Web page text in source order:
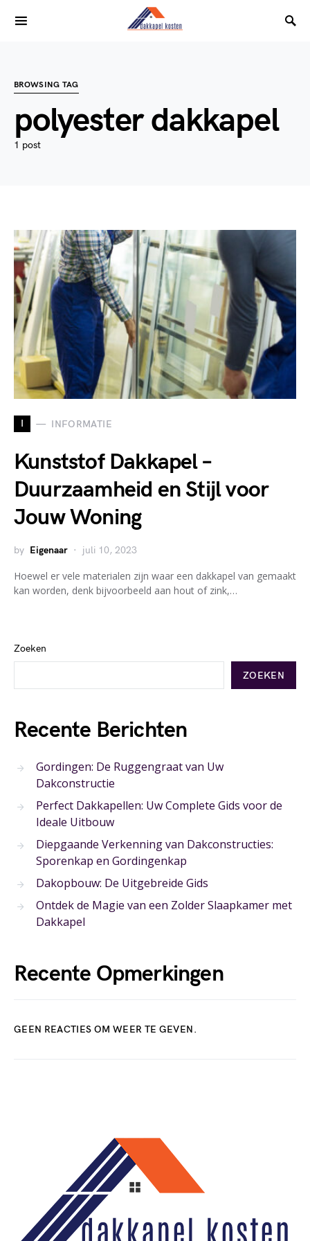
BROWSING TAG
polyester dakkapel
1 post
I INFORMATIE
Kunststof Dakkapel –
Duurzaamheid en Stijl voor
Jouw Woning
by Eigenaar juli 10, 2023
Hoewel er vele materialen zijn waar een dakkapel van gemaakt
kan worden, denk bijvoorbeeld aan hout of zink,…
Zoeken
ZOEKEN
Recente Berichten
Gordingen: De Ruggengraat van Uw
Dakconstructie
Perfect Dakkapellen: Uw Complete Gids voor de
Ideale Uitbouw
Diepgaande Verkenning van Dakconstructies:
Sporenkap en Gordingenkap
Dakopbouw: De Uitgebreide Gids
Ontdek de Magie van een Zolder Slaapkamer met
Dakkapel
Recente Opmerkingen
GEEN REACTIES OM WEER TE GEVEN.